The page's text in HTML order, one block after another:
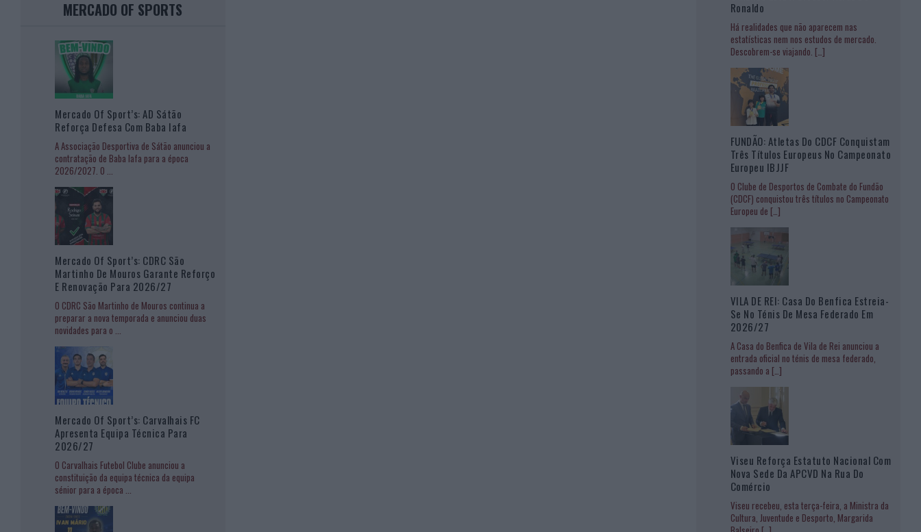
MERCADO OF SPORTS
Mercado Of Sport’s: AD Sátão
Reforça Defesa Com Baba Iafa
A Associação Desportiva de Sátão anunciou a
contratação de Baba Iafa para a época
2026/2027. O ...
Mercado Of Sport’s: CDRC São
Martinho De Mouros Garante Reforço
E Renovação Para 2026/27
O CDRC São Martinho de Mouros continua a
preparar a nova temporada e anunciou duas
novidades para o ...
Mercado Of Sport’s: Carvalhais FC
Apresenta Equipa Técnica Para
2026/27
O Carvalhais Futebol Clube anunciou a
constituição da equipa técnica da equipa
sénior para a época ...
Ronaldo
Há realidades que não aparecem nas
estatísticas nem nos estudos de mercado.
Descobrem-se viajando. […]
FUNDÃO: Atletas Do CDCF Conquistam
Três Títulos Europeus No Campeonato
Europeu IBJJF
O Clube de Desportos de Combate do Fundão
(CDCF) conquistou três títulos no Campeonato
Europeu de […]
VILA DE REI: Casa Do Benfica Estreia-
Se No Ténis De Mesa Federado Em
2026/27
A Casa do Benfica de Vila de Rei anunciou a
entrada oficial no ténis de mesa federado,
passando a […]
Viseu Reforça Estatuto Nacional Com
Nova Sede Da APCVD Na Rua Do
Comércio
Viseu recebeu, esta terça-feira, a Ministra da
Cultura, Juventude e Desporto, Margarida